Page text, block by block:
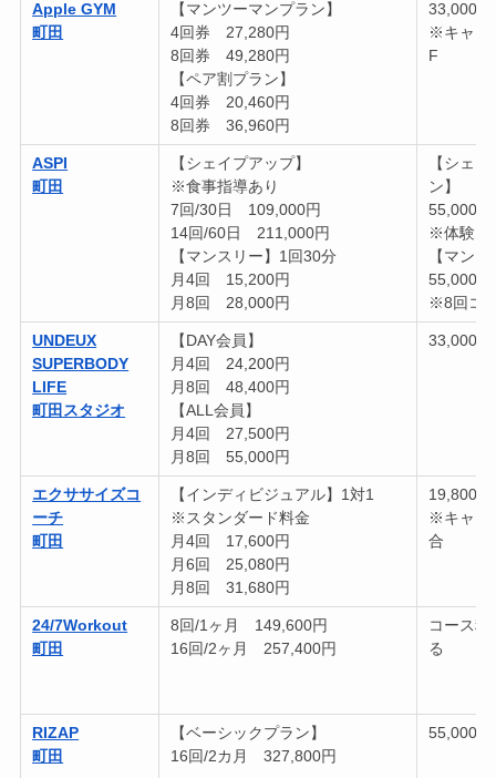
Apple GYM
町田
【マンツーマンプラン】
4回券 27,280円
8回券 49,280円
【ペア割プラン】
4回券 20,460円
8回券 36,960円
33,000
※キャン
F
ASPI
町田
【シェイプアップ】
※食事指導あり
7回/30日 109,000円
14回/60日 211,000円
【マンスリー】1回30分
月4回 15,200円
月8回 28,000円
【シェ
ン】
55,000
※体験当
【マン
55,000
※8回コ
UNDEUX
SUPERBODY
LIFE
町田スタジオ
【DAY会員】
月4回 24,200円
月8回 48,400円
【ALL会員】
月4回 27,500円
月8回 55,000円
33,000円
エクササイズコ
ーチ
町田
【インディビジュアル】1対1
※スタンダード料金
月4回 17,600円
月6回 25,080円
月8回 31,680円
19,800
※キャン
合
24/7Workout
町田
8回/1ヶ月 149,600円
16回/2ヶ月 257,400円
コース料
る
RIZAP
町田
【ベーシックプラン】
16回/2カ月 327,800円
55,000円